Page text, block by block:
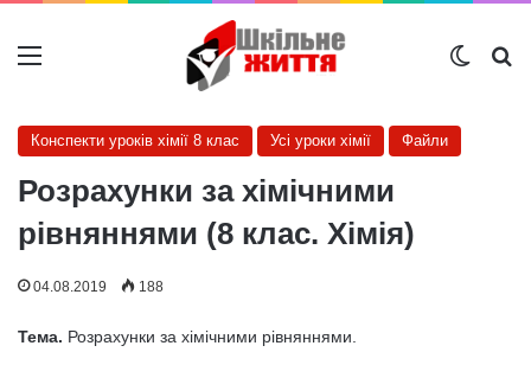
Меню
Конспекти уроків хімії 8 клас Усі уроки хімії Файли
Розрахунки за хімічними
рівняннями (8 клас. Хімія)
04.08.2019 188
Тема. Розрахунки за хімічними рівняннями.